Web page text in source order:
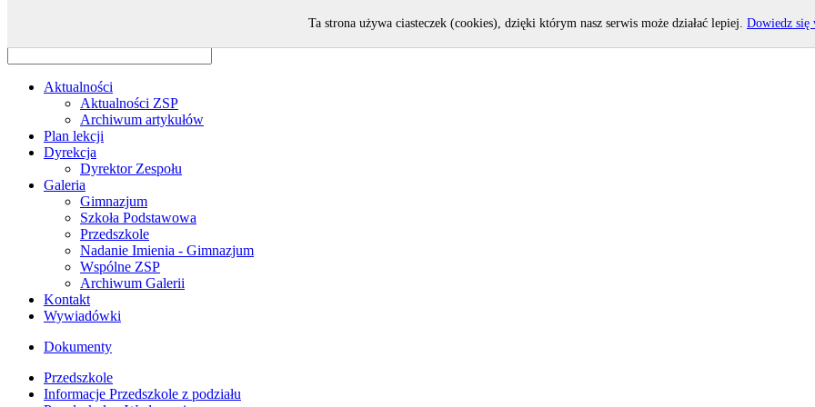
Aktualności
Aktualności ZSP
Archiwum artykułów
Plan lekcji
Dyrekcja
Dyrektor Zespołu
Galeria
Gimnazjum
Szkoła Podstawowa
Przedszkole
Nadanie Imienia - Gimnazjum
Wspólne ZSP
Archiwum Galerii
Kontakt
Wywiadówki
Dokumenty
Przedszkole
Informacje Przedszkole z podziału
Ta strona używa ciasteczek (cookies), dzięki którym nasz serwis może działać lepiej. Dowiedz się